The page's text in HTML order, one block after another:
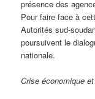
présence des
Pour faire face à
Autorités sud-
poursuivent le
nationale.
Crise économique